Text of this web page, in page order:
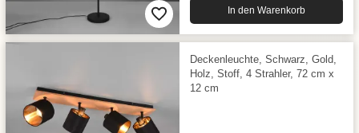
In den Warenkorb
Deckenleuchte, Schwarz, Gold,
Holz, Stoff, 4 Strahler, 72 cm x
12 cm